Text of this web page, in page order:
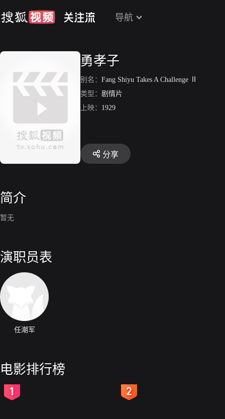
导航
勇孝子
别名： Fang Shiyu Takes A Challenge Ⅱ
类型： 剧情片
上映： 1929
分享
简介
暂无
演职员表
任潮军
电影排行榜